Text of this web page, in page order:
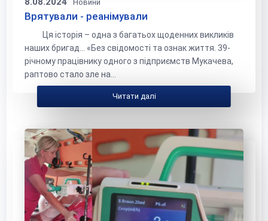
Новини
Врятували - реанімували
Ця історія – одна з багатьох щоденних викликів
наших бригад... «Без свідомості та ознак життя. 39-
річному працівнику одного з підприємств Мукачева,
раптово стало зле на...
Читати далі